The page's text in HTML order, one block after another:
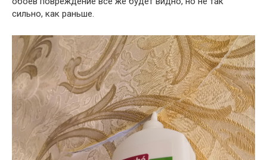
сильно, как раньше.